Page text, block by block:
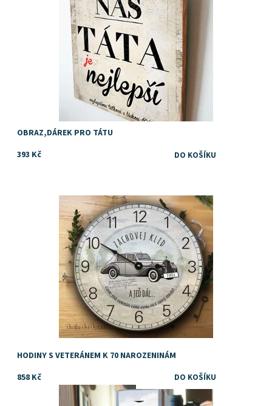
OBRAZ,DÁREK PRO TÁTU
393 Kč
Dárek k narozeninám
Dostupnost:
Skladem
HODINY S VETERÁNEM K 70 NAROZENINÁM
858 Kč
Dostupnost:
Skladem
DejDar